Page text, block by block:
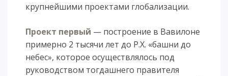
крупнейшими проектами глобализации.
Проект первый — построение в Вавилоне
примерно 2 тысячи лет до Р.Х. «башни до
небес», которое осуществлялось под
руководством тогдашнего правителя